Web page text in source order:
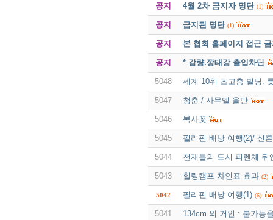
공지 4월 2차 금지자 명단 (1)
공지 금지된 명단 (1)
공지 본 협회 홈페이지 접근
공지 * 감량.깡태강 출입차단
5048 세계 10위 초고층 빌딩:
5047 청춘 / 사무엘 울만
5046 복사꽃
5045 필리핀 배낭 여행(2)/ 신
5044 천재들의 도시 피렌체
5043 힐링캠프 차인표 효과 (2)
5042 필리핀 배낭 여행(1) (6)
5041 134cm 의 거인 : 불가능